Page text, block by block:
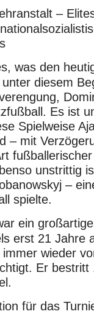
–
was den
diesem
Es ist
Spielweise
– mit
unstrittig
–
spielte.
ein
erst 21 Jahre
wieder
Er bestritt
für das